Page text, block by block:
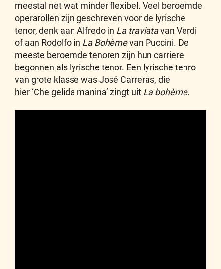
meestal net wat minder flexibel. Veel beroemde
operarollen zijn geschreven voor de lyrische
tenor, denk aan Alfredo in La traviatavan Verdi
of aan Rodolfo in La Bohèmevan Puccini. De
meeste beroemde tenoren zijn hun carriere
begonnen als lyrische tenor. Een lyrische tenro
van grote klasse was José Carreras, die
hier ‘Che gelida manina’ zingt uit La bohème.